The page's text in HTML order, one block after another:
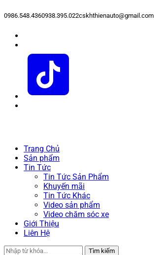
0986.548.4360938.395.022cskhthienauto@gmail.com
Trang Chủ
Sản phẩm
Tin Tức
Tin Tức Sản Phẩm
Khuyến mãi
Tin Tức Khác
Video sản phẩm
Video chăm sóc xe
Giới Thiệu
Liên Hệ
Tìm kiếm